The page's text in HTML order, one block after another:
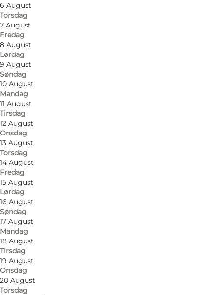
6 August
Torsdag
7 August
Fredag
8 August
Lørdag
9 August
Søndag
10 August
Mandag
11 August
Tirsdag
12 August
Onsdag
13 August
Torsdag
14 August
Fredag
15 August
Lørdag
16 August
Søndag
17 August
Mandag
18 August
Tirsdag
19 August
Onsdag
20 August
Torsdag
Foto